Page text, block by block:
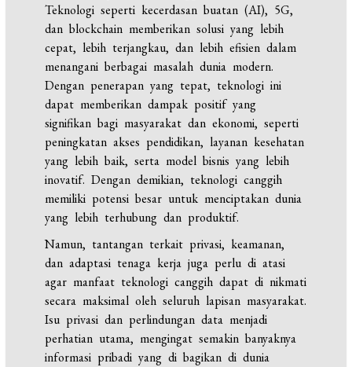
Teknologi seperti kecerdasan buatan (AI), 5G,
dan blockchain memberikan solusi yang lebih
cepat, lebih terjangkau, dan lebih efisien dalam
menangani berbagai masalah dunia modern.
Dengan penerapan yang tepat, teknologi ini
dapat memberikan dampak positif yang
signifikan bagi masyarakat dan ekonomi, seperti
peningkatan akses pendidikan, layanan kesehatan
yang lebih baik, serta model bisnis yang lebih
inovatif. Dengan demikian, teknologi canggih
memiliki potensi besar untuk menciptakan dunia
yang lebih terhubung dan produktif.
Namun, tantangan terkait privasi, keamanan,
dan adaptasi tenaga kerja juga perlu di atasi
agar manfaat teknologi canggih dapat di nikmati
secara maksimal oleh seluruh lapisan masyarakat.
Isu privasi dan perlindungan data menjadi
perhatian utama, mengingat semakin banyaknya
informasi pribadi yang di bagikan di dunia